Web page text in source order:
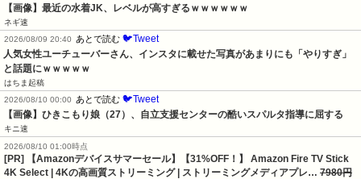
【画像】最近の水着JK、レベルが高すぎるｗｗｗｗｗｗ
ネギ速
2026/08/09 20:40
あとで読む 🐦Tweet
人気女性ユーチューバーさん、インスタに載せた写真があまりにも「やりすぎ」
と話題にｗｗｗｗｗ
はちま起稿
2026/08/10 00:00
あとで読む 🐦Tweet
【画像】ひきこもり娘（27）、自立支援センターの酷いスパルタ指導に屈する
キニ速
2026/08/10 01:00時点
[PR] 【Amazonデバイスサマーセール】【31%OFF！】 Amazon Fire TV Stick
4K Select | 4Kの高画質ストリーミング | ストリーミングメディアプレ… 7980円